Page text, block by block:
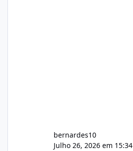
bernardes10
Julho 26, 2026 em 15:34